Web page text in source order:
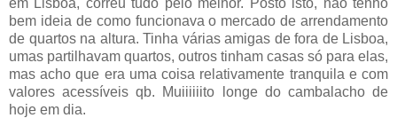
bem ideia de como funcionava o mercado de arrendamento
de quartos na altura. Tinha várias amigas de fora de Lisboa,
umas partilhavam quartos, outros tinham casas só para elas,
mas acho que era uma coisa relativamente tranquila e com
valores acessíveis qb. Muiiiiiito longe do cambalacho de
hoje em dia.